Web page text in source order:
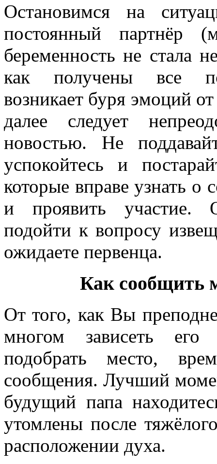
Остановимся на
постоянный партнёр
беременность не стала
как получены все
возникает буря эмоций
далее следует
новостью. Не
успокойтесь и
которые вправе узнать о
и проявить участие.
подойти к вопросу
ожидаете первенца.
Как сообщить
От того, как Вы
многом зависеть
подобрать место,
сообщения. Лучший
будущий папа
утомлены после
расположении духа.